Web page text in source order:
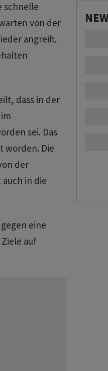
schnelle
von der
angreift.
dass in der
sei. Das
worden. Die
der
in die
eine
auf